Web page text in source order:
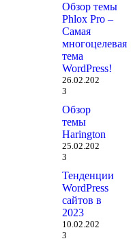
Обзор темы
Phlox Pro –
Самая
многоцелевая
тема
WordPress!
26.02.202
3
Обзор
темы
Harington
25.02.202
3
Тенденции
WordPress
сайтов в
2023
10.02.202
3